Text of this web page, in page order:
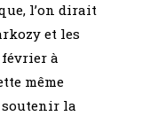
l’on dirait
et les
à
même
la